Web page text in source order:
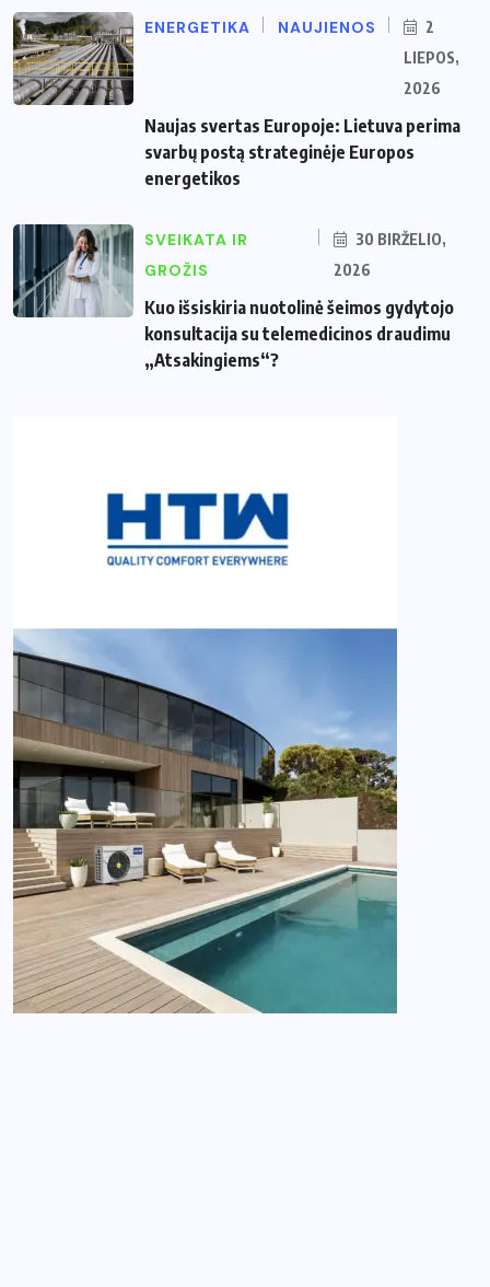
ENERGETIKA NAUJIENOS
2
LIEPOS,
2026
Naujas svertas Europoje: Lietuva perima
svarbų postą strateginėje Europos
energetikos
SVEIKATA IR
GROŽIS
30 BIRŽELIO,
2026
Kuo išsiskiria nuotolinė šeimos gydytojo
konsultacija su telemedicinos draudimu
„Atsakingiems“?